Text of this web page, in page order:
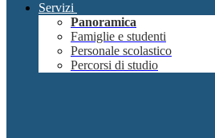
Servizi
Panoramica
Famiglie e studenti
Personale scolastico
Percorsi di studio